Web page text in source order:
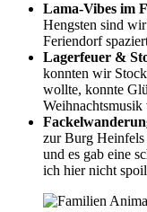
Lama-Vibes im
Hengsten sind
Feriendorf
Lagerfeuer &
konnten wir
wollte, konnte
Weihnachtsmusik
zur Burg
und es gab eine
ich hier nicht